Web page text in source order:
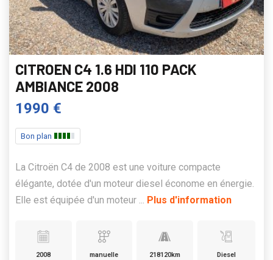
CITROEN C4 1.6 HDI 110 PACK
AMBIANCE 2008
1990 €
Bon plan
La Citroën C4 de 2008 est une voiture compacte
élégante, dotée d'un moteur diesel économe en énergie.
Elle est équipée d'un moteur ... Plus d'information
2008 manuelle 218120km Diesel